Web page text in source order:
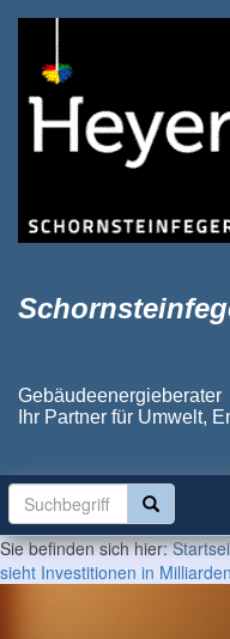
Gebäudeenergieberater
Ihr Partner für Umwelt,
Sie befinden sich hier:
sieht Investitionen in